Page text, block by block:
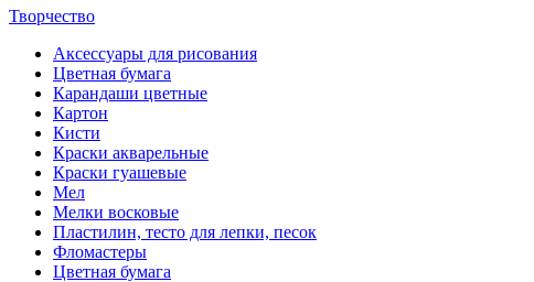
Творчество
Аксессуары для рисования
Цветная бумага
Карандаши цветные
Картон
Кисти
Краски акварельные
Краски гуашевые
Мел
Мелки восковые
Пластилин, тесто для лепки, песок
Фломастеры
Цветная бумага